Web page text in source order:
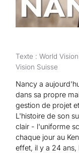
Texte : World
Vision Suisse
Nancy a
dans sa propre
gestion de projet
L'histoire de son
clair - l'uniforme
chaque jour au
effet, il y a 24 ans,